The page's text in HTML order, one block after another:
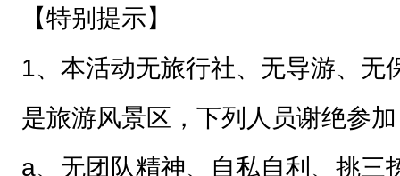
车收取。
本活动不接受各类活动券、优惠